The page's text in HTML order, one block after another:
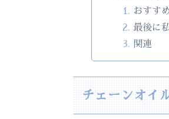
おすす
最後に
関連
チェーンオイ